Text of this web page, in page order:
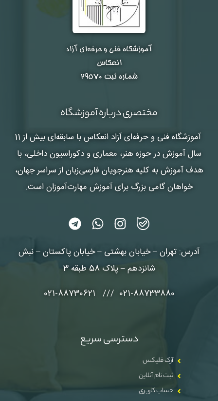
آموزشگاه فنی و حرفه‌ای آزاد
انعکاس
شماره ثبت ۲۹۵۷۰
مختصری درباره آموزشگاه
آموزشگاه فنی و حرفه‌ای آزاد انعکاس
با سابقه‌ای بیش از 11
سال آموزش در حوزه هنر، معماری و دکوراسیون داخلی، با
هدف آموزش به کلیه هنرجویان فارسی‌زبان از سراسر جهان،
خواهان گامی بزرگ برای آموزش مهارت‌آموزان است.
آدرس: تهران – خیابان بهشتی – خیابان پاکستان – نبش
شانزدهم – پلاک 58 طبقه 3
021-88733880 /// 021-88730621
دسترسی سریع
آرک فلیکس
ثبت نام آنلاین
حساب کاربری